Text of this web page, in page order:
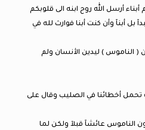
أبناء أرسل الله روح ابنه الى قلوبكم
بل أبنآ وأن كنت أبنا فوارث لله في
( الناموس ) ليدين الأنسان ولم
تحمل أخطائنا في الصليب وقال على
فكنت بدون الناموس عائشآ قبلآ ولكن لما